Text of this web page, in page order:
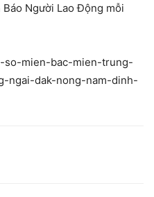
Người Lao Động mỗi
so-mien-bac-mien-trung-
ngai-dak-nong-nam-dinh-